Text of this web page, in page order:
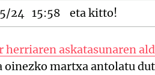
24 15:58 eta kitto!
herriaren askatasunaren
oinezko martxa antolatu